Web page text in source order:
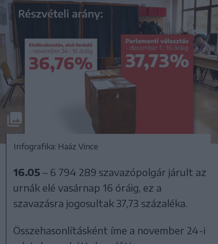
Infografika: Haáz Vince
16.05 – 6 794 289 szavazópolgár járult az
urnák elé vasárnap 16 óráig, ez a
szavazásra jogosultak 37,73 százaléka.
Összehasonlításként íme a november 24-i